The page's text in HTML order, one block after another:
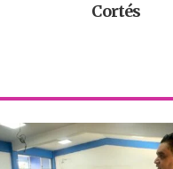
Cortés